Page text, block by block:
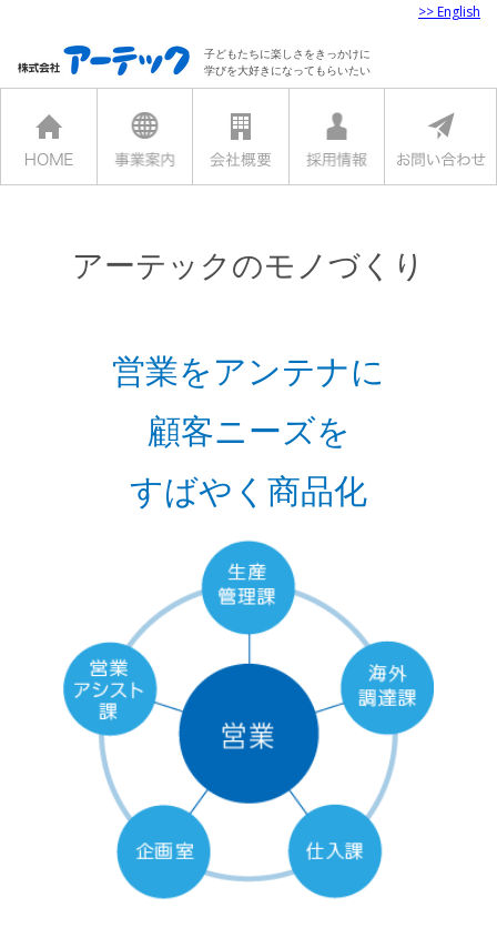
>> English
子どもたちに楽しさをきっかけに
学びを大好きになってもらいたい
アーテックのモノづくり
営業をアンテナに
顧客ニーズを
すばやく商品化